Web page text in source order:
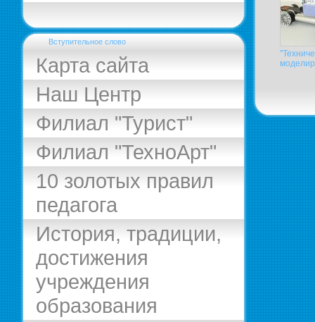
Вступительное слово
Карта сайта
Наш Центр
Филиал "Турист"
Филиал "ТехноАрт"
10 золотых правил
педагога
История, традиции,
достижения
учреждения
образования